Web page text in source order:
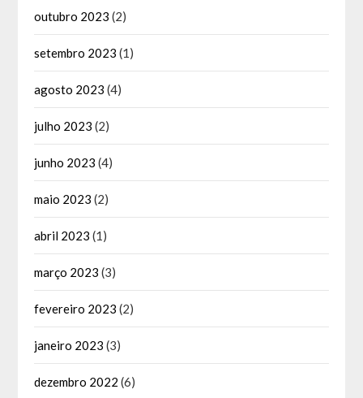
outubro 2023 (2)
setembro 2023 (1)
agosto 2023 (4)
julho 2023 (2)
junho 2023 (4)
maio 2023 (2)
abril 2023 (1)
março 2023 (3)
fevereiro 2023 (2)
janeiro 2023 (3)
dezembro 2022 (6)